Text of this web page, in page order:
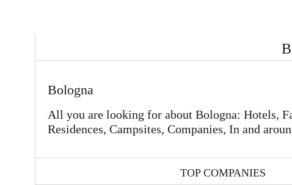
Bologna
All you are looking for about Bologna: Hotels,
Residences, Campsites, Companies, In and
TOP COMPANIES